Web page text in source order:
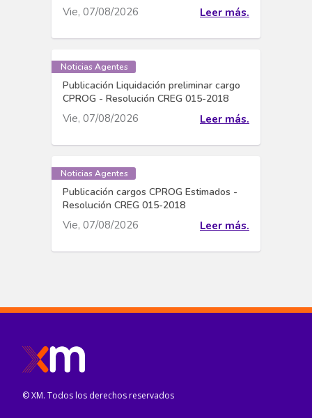
Vie, 07/08/2026 Leer más.
Noticias Agentes
Publicación Liquidación preliminar cargo
CPROG - Resolución CREG 015-2018
Vie, 07/08/2026 Leer más.
Noticias Agentes
Publicación cargos CPROG Estimados -
Resolución CREG 015-2018
Vie, 07/08/2026 Leer más.
© XM. Todos los derechos reservados